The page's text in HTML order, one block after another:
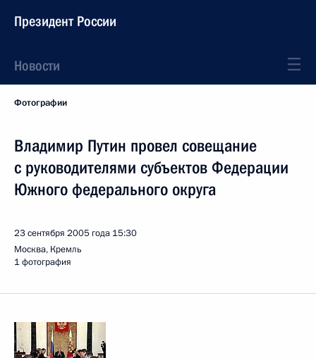
Президент России
Новости
Фотографии
Владимир Путин провел совещание
с руководителями субъектов Федерации
Южного федерального округа
23 сентября 2005 года 15:30
Москва, Кремль
1 фотография